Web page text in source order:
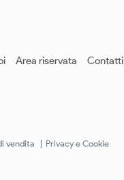
Area riservata Contatti
vendita Privacy e Cookie